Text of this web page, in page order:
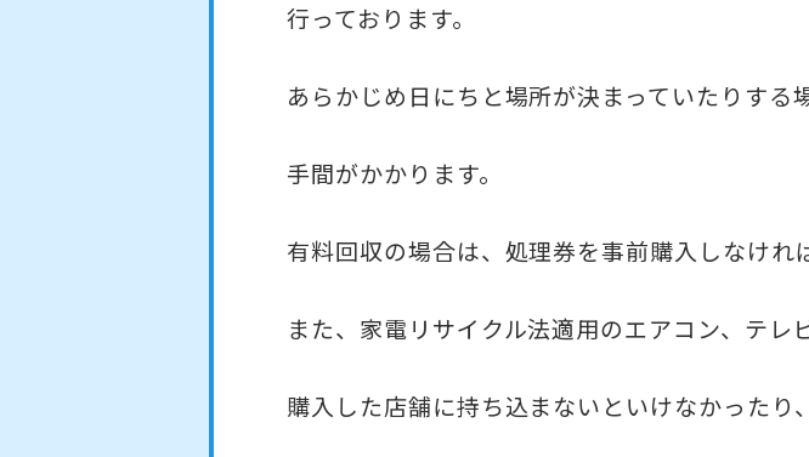
行っております。
あらかじめ日にちと場所が決まっていたりす
手間がかかります。
有料回収の場合は、処理券を事前購入しなけれ
また、家電リサイクル法適用のエアコン、テ
購入した店舗に持ち込まないといけなかった